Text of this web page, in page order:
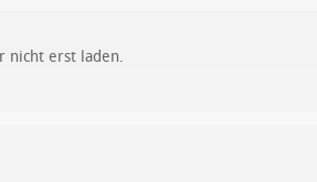
nicht erst laden.